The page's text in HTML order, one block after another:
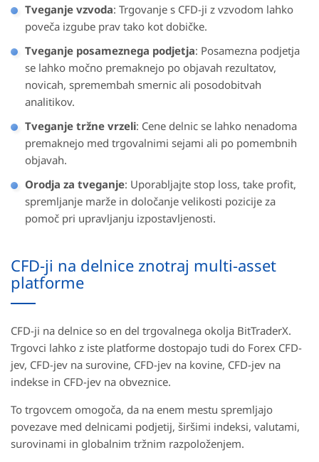
Tveganje vzvoda: Trgovanje s CFD-ji z vzvodom lahko
poveča izgube prav tako kot dobičke.
Tveganje posameznega podjetja: Posamezna podjetja
se lahko močno premaknejo po objavah rezultatov,
novicah, spremembah smernic ali posodobitvah
analitikov.
Tveganje tržne vrzeli: Cene delnic se lahko nenadoma
premaknejo med trgovalnimi sejami ali po pomembnih
objavah.
Orodja za tveganje: Uporabljajte stop loss, take profit,
spremljanje marže in določanje velikosti pozicije za
pomoč pri upravljanju izpostavljenosti.
CFD-ji na delnice znotraj multi-asset
platforme
CFD-ji na delnice so en del trgovalnega okolja BitTraderX.
Trgovci lahko z iste platforme dostopajo tudi do Forex CFD-
jev, CFD-jev na surovine, CFD-jev na kovine, CFD-jev na
indekse in CFD-jev na obveznice.
To trgovcem omogoča, da na enem mestu spremljajo
povezave med delnicami podjetij, širšimi indeksi, valutami,
surovinami in globalnim tržnim razpoloženjem.